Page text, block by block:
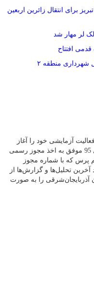
تبریز برای انتقال زائرین اربعین
لر مهار شد
افتتاح
شهرداری منطقه ۲
پایگاه خبری قلم پرس از دی ماه سال 94 فعالیت آزمایشی خود را آغاز
کرد و پس از آن در 13 اردیبهشت ماه سال 95 موفق به اخذ مجوز رسمی
پرس که با شماره مجوز
آخرین تحلیل‌ها و گزارش‌ها از
آذربایجان‌شرقی را به صورت